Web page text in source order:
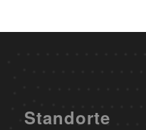
Standorte